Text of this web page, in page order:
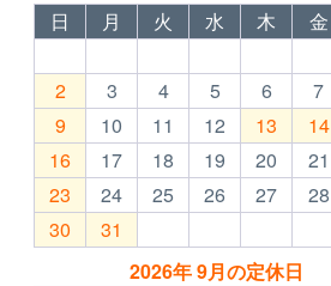
日
月 火 水 木 金
2
3 4 5 6 7
9
10 11 12 13 14
16
17 18 19 20 21
23
24 25 26 27 28
30
31
2026年 9月の定休日